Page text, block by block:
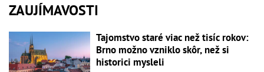
ZAUJÍMAVOSTI
Tajomstvo staré viac než tisíc rokov:
Brno možno vzniklo skôr, než si
historici mysleli